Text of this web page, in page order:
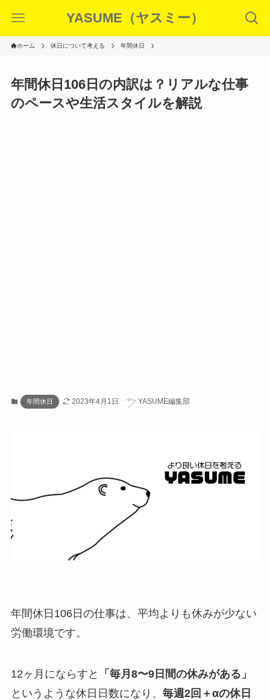
YASUME（ヤスミー）
ホーム 休日について考える 年間休日
年間休日106日の内訳は？リアルな仕事
のペースや生活スタイルを解説
年間休日 2023年4月1日 YASUME編集部
年間休日106日の仕事は、平均よりも休みが少ない
労働環境です。
12ヶ月にならすと
「毎月8〜9日間の休みがある」
というような休日日数になり、 毎週2回＋αの休日